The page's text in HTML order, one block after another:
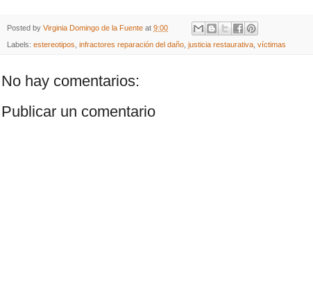
Posted by Virginia Domingo de la Fuente at 9:00
Labels: estereotipos, infractores reparación del daño, justicia restaurativa, víctimas
No hay comentarios:
Publicar un comentario